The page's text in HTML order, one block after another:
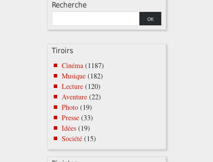
Recherche
Tiroirs
Cinéma (1187)
Musique (182)
Lecture (120)
Aventure (22)
Photo (19)
Presse (33)
Idées (19)
Société (15)